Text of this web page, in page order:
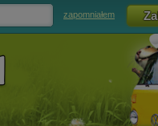
zapomniałem